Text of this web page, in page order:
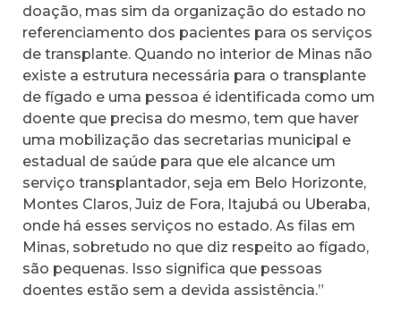
doação, mas sim da organização do estado no
referenciamento dos pacientes para os serviços
de transplante. Quando no interior de Minas não
existe a estrutura necessária para o transplante
de fígado e uma pessoa é identificada como um
doente que precisa do mesmo, tem que haver
uma mobilização das secretarias municipal e
estadual de saúde para que ele alcance um
serviço transplantador, seja em Belo Horizonte,
Montes Claros, Juiz de Fora, Itajubá ou Uberaba,
onde há esses serviços no estado. As filas em
Minas, sobretudo no que diz respeito ao fígado,
são pequenas. Isso significa que pessoas
doentes estão sem a devida assistência.”